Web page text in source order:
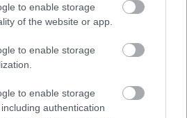
to enable storage
of the website or app.
to enable storage
to enable storage
authentication